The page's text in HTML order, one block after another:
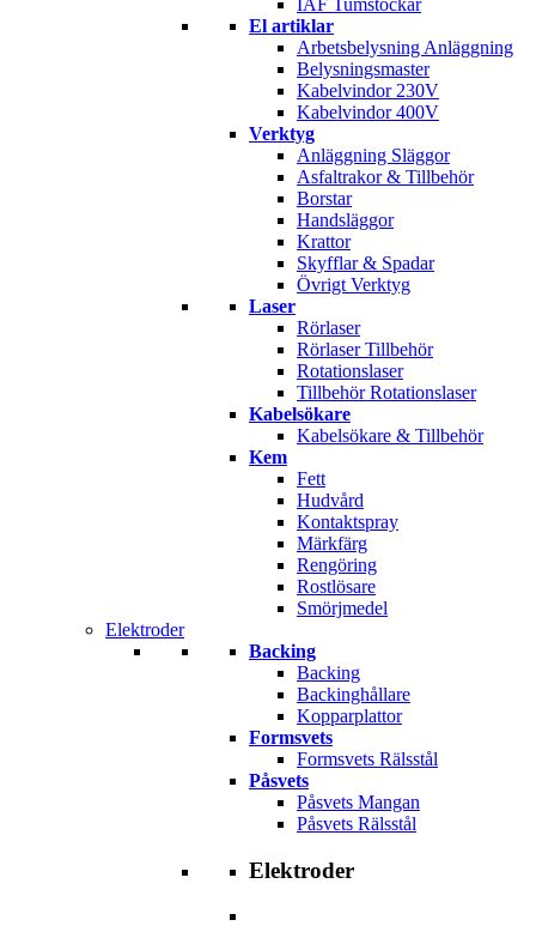
IAF Tumstockar
El artiklar
Arbetsbelysning Anläggning
Belysningsmaster
Kabelvindor 230V
Kabelvindor 400V
Verktyg
Anläggning Släggor
Asfaltrakor & Tillbehör
Borstar
Handsläggor
Krattor
Skyfflar & Spadar
Övrigt Verktyg
Laser
Rörlaser
Rörlaser Tillbehör
Rotationslaser
Tillbehör Rotationslaser
Kabelsökare
Kabelsökare & Tillbehör
Kem
Fett
Hudvård
Kontaktspray
Märkfärg
Rengöring
Rostlösare
Smörjmedel
Elektroder
Backing
Backing
Backinghållare
Kopparplattor
Formsvets
Formsvets Rälsstål
Påsvets
Påsvets Mangan
Påsvets Rälsstål
Elektroder